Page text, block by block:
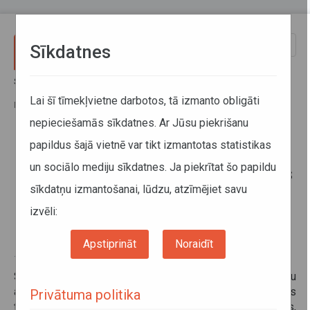
Sākums
Maskavā un uz Maskavas apvedceļa (MKAD) (papildināts 17.06.2021.)
Kravas transportlīdzekļu
iebraukšanas kārtības un kustības
izmaiņas Maskavā un uz
Maskavas apvedceļa (MKAD)
(papildināts 17.06.2021.)
17. jūnijs 2021
Saskaņā ar Krievijas starptautisko autopārvadātāju
asociācijasmājaslapāizvietoto informāciju kravas
transportlīdzekļu, kuru pilna masa pārsniedz 12 tonnas,
Sīkdatnes
Lai šī tīmekļvietne darbotos, tā izmanto obligāti
nepieciešamās sīkdatnes. Ar Jūsu piekrišanu
papildus šajā vietnē var tikt izmantotas statistikas
un sociālo mediju sīkdatnes. Ja piekrītat šo papildu
sīkdatņu izmantošanai, lūdzu, atzīmējiet savu
izvēli:
Apstiprināt Noraidīt
Privātuma politika